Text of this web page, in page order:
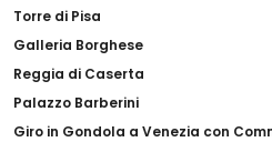
Torre di Pisa
Galleria Borghese
Reggia di Caserta
Palazzo Barberini
Giro in Gondola a Venezia con